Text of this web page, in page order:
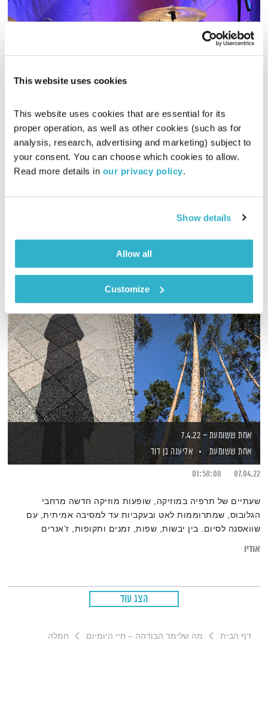
This website uses cookies
This website uses cookies that are essential for its
proper operation, as well as other cookies (such as for
analysis, research, advertising and marketing) subject to
your consent. You can choose which cookies to allow.
Read more details in our privacy policy.
Show details
Allow all
Customize
התעוררות – 28.1.26 – מחווה לסליי דנבר
התעוררות
גליה גלעדי
28.01.26
01:28:57
אחת ששומעת – 7.4.22
אחת ששומעת
אליענה בן דוד
07.04.22
01:58:08
שעתיים של תרפיה במוזיקה, שופעות מוזיקה חדשה מרחבי
הגלובוס, שמתרוממות לאט ובעקביות עד למסיבה אמיתית, עם
שוואסנה לסיום. בין יבשות, שפות, זמנים ותקופות, ז’אנרים
אודיו
הצג עוד
דף הבית מה שלימד הבודהה – חיי היומיום חמלה